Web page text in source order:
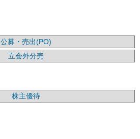
公募・売出(PO)
立会外分売
株主優待